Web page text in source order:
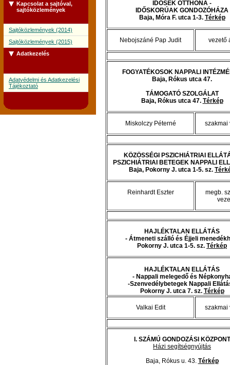
Kapcsolat a sajtóval,
sajtóközlemények
Sajtóközlemények (2014)
Sajtóközlemények (2015)
Adatkezelés
Adatvédelmi és Adatkezelési
Tájékoztató
IDŐSEK OTTHONA -
IDŐSKORÚAK GONDOZÓHÁZA
Baja, Móra F. utca 1-3. Térkép
Nebojszáné Pap Judit vezető
FOGYATÉKOSOK NAPPALI
Baja, Rókus utca 47.
TÁMOGATÓ SZOLGÁLAT
Baja, Rókus utca 47. Térkép
Miskolczy Péterné szakmai
KÖZÖSSÉGI PSZICHIÁTRIAI
PSZICHIÁTRIAI BETEGEK NAPPALI
Baja, Pokorny J. utca 1-5. sz.
Reinhardt Eszter
megb.
HAJLÉKTALAN ELLÁTÁS
- Átmeneti szálló és Éjjeli
Pokorny J. utca 1-5. sz. Térkép
HAJLÉKTALAN ELLÁTÁS
- Nappali melegedő és
-Szenvedélybetegek Nappali
Pokorny J. utca 7. sz. Térkép
Valkai Edit szakmai
I. SZÁMÚ GONDOZÁSI KÖZPONT
Házi segítségnyújtás
Baja, Rókus u. 43. Térkép